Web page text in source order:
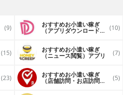
(9) おすすめお小遣い稼ぎ
（アプリダウンロード・ (10)
(15) おすすめお小遣い稼ぎ
（ニュース閲覧）アプリ (7)
(23) おすすめお小遣い稼ぎ
（店舗訪問・お店訪問） (5)